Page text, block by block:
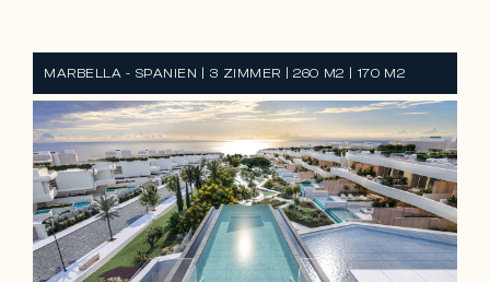
MARBELLA - SPANIEN | 3 ZIMMER | 260 M2 | 170 M2